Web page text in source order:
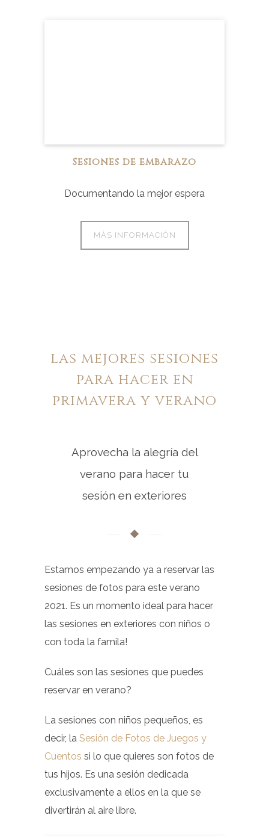
Sesiones de embarazo
Documentando la mejor espera
MÁS INFORMACIÓN
las mejores sesiones
para hacer en
primavera y verano
Aprovecha la alegría del
verano para hacer tu
sesión en exteriores
Estamos empezando ya a reservar las
sesiones de fotos para este verano
2021. Es un momento ideal para hacer
las sesiones en exteriores con niños o
con toda la famila!
Cuáles son las sesiones que puedes
reservar en verano?
La sesiones con niños pequeños, es
decir, la Sesión de Fotos de Juegos y
Cuentos si lo que quieres son fotos de
tus hijos. Es una sesión dedicada
exclusivamente a ellos en la que se
divertirán al aire libre.